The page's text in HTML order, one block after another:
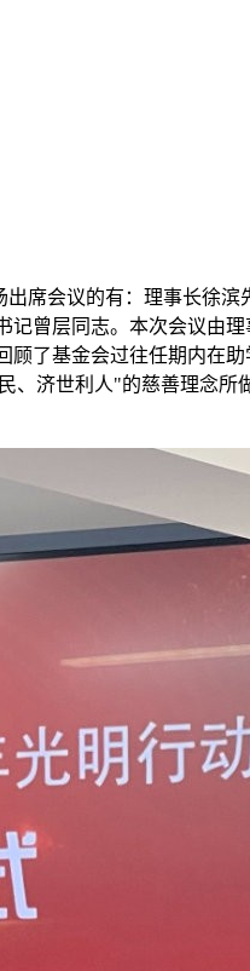
席会议的有：理事长徐
曾层同志。本次会议由
了基金会过往任期内在
、济世利人"的慈善理念所